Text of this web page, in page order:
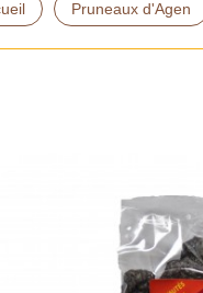
Pruneaux d'Agen